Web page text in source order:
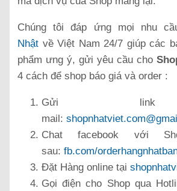
Chúng tôi đáp ứng mọi nhu
Nhật về Việt Nam 24/7 giúp các
phẩm ưng ý, gửi yêu cầu cho
4 cách để shop báo giá và order :
Gửi
mail:
Chat facebook với
sau: fb.com/
Đặt Hàng online tại
Gọi điện cho Shop qua